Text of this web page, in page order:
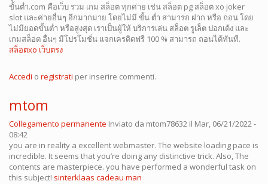
ขั้นต่ำ.com คือเว็บ รวม เกม สล็อต ทุกค่าย เช่น สล็อต pg สล็อต xo joker
slot และค่ายอื่นๆ อีกมากมาย โดยไม่มี ขั้น ต่ำ สามารถ ฝาก หรือ ถอน โดย
ไม่มียอดขั้นต่ำ หรือสูงสุด เราเป็นผู้ให้ บริการเล่น สล็อต รูเล็ต ปอกเด้ง และ
เกมสล็อต อื่นๆ มีโปรโมชั่น แจกเครดิตฟรี 100 % สามารถ ถอนได้ทันที.
สล็อตxo เว็บตรง
Accedi o registrati per inserire commenti.
mtom
Collegamento permanente Inviato da mtom78632 il Mar, 06/21/2022 -
08:42
you are in reality a excellent webmaster. The website loading pace is
incredible. It seems that you’re doing any distinctive trick. Also, The
contents are masterpiece. you have performed a wonderful task on
this subject! sinterklaas cadeau man